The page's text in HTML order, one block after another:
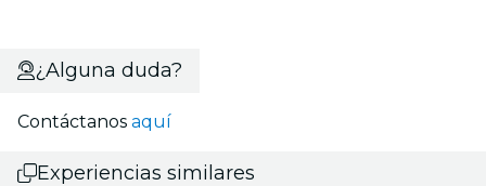
¿Alguna duda?
Contáctanos aquí
Experiencias similares